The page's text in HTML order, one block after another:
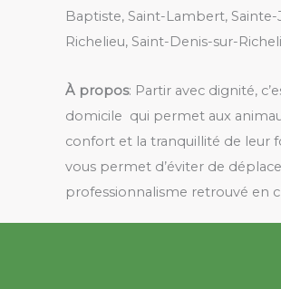
Baptiste, Saint-Lambert,
Richelieu, Saint-Denis-sur-
À propos: Partir avec dignité,
domicile qui permet aux
confort et la tranquillité de leur
vous permet d’éviter de
professionnalisme retrouvé en